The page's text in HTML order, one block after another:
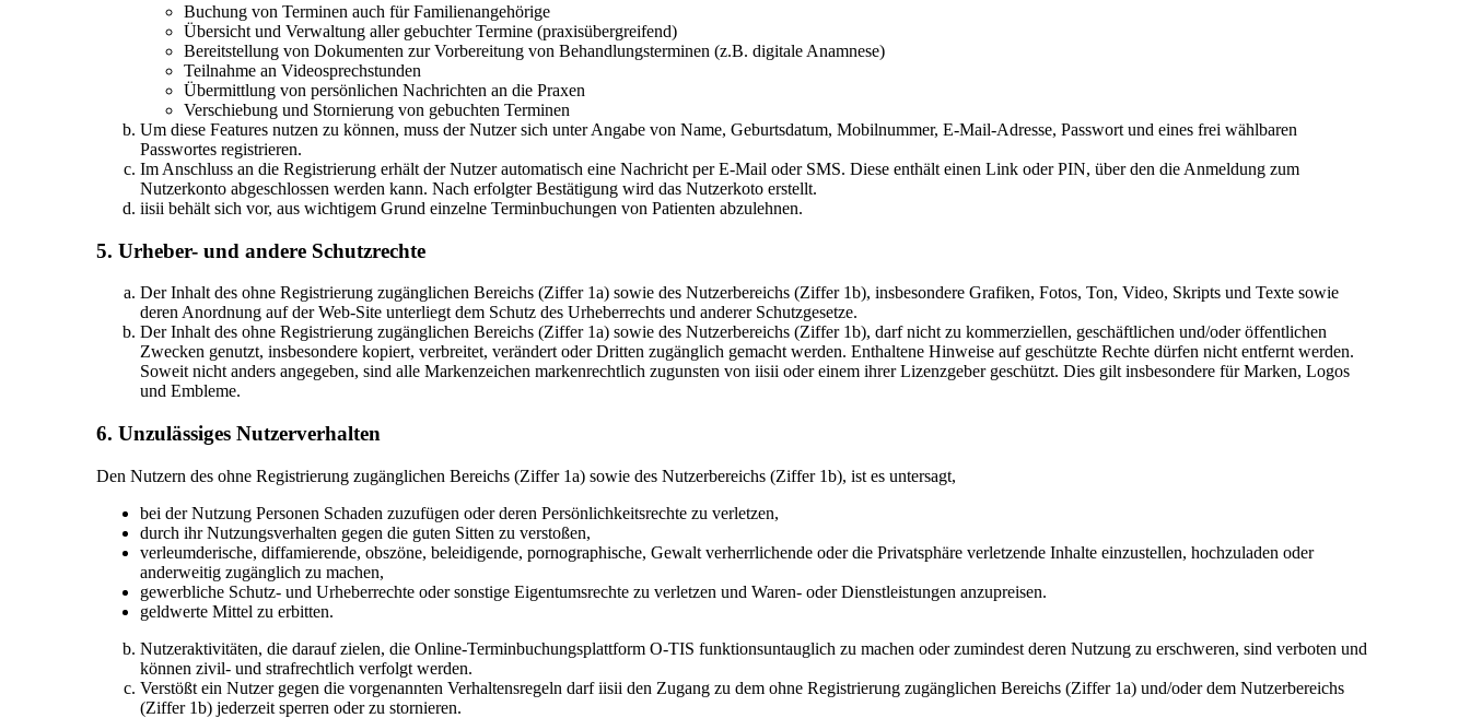
Buchung von Terminen auch für Familienangehörige
Übersicht und Verwaltung aller gebuchter Termine (praxisübergreifend)
Bereitstellung von Dokumenten zur Vorbereitung von Behandlungsterminen (z.B. digitale Anamnese)
Teilnahme an Videosprechstunden
Übermittlung von persönlichen Nachrichten an die Praxen
Verschiebung und Stornierung von gebuchten Terminen
Um diese Features nutzen zu können, muss der Nutzer sich unter Angabe von Name, Geburtsdatum, Mobilnummer, E-Mail-Adresse, Passwort und eines frei wählbaren
Passwortes registrieren.
Im Anschluss an die Registrierung erhält der Nutzer automatisch eine Nachricht per E-Mail oder SMS. Diese enthält einen Link oder PIN, über den die Anmeldung zum
Nutzerkonto abgeschlossen werden kann. Nach erfolgter Bestätigung wird das Nutzerkoto erstellt.
iisii behält sich vor, aus wichtigem Grund einzelne Terminbuchungen von Patienten abzulehnen.
5. Urheber- und andere Schutzrechte
Der Inhalt des ohne Registrierung zugänglichen Bereichs (Ziffer 1a) sowie des Nutzerbereichs (Ziffer 1b), insbesondere Grafiken, Fotos, Ton, Video, Skripts und Texte sowie
deren Anordnung auf der Web-Site unterliegt dem Schutz des Urheberrechts und anderer Schutzgesetze.
Der Inhalt des ohne Registrierung zugänglichen Bereichs (Ziffer 1a) sowie des Nutzerbereichs (Ziffer 1b), darf nicht zu kommerziellen, geschäftlichen und/oder öffentlichen
Zwecken genutzt, insbesondere kopiert, verbreitet, verändert oder Dritten zugänglich gemacht werden. Enthaltene Hinweise auf geschützte Rechte dürfen nicht entfernt werden.
Soweit nicht anders angegeben, sind alle Markenzeichen markenrechtlich zugunsten von iisii oder einem ihrer Lizenzgeber geschützt. Dies gilt insbesondere für Marken, Logos
und Embleme.
6. Unzulässiges Nutzerverhalten
Den Nutzern des ohne Registrierung zugänglichen Bereichs (Ziffer 1a) sowie des Nutzerbereichs (Ziffer 1b), ist es untersagt,
bei der Nutzung Personen Schaden zuzufügen oder deren Persönlichkeitsrechte zu verletzen,
durch ihr Nutzungsverhalten gegen die guten Sitten zu verstoßen,
verleumderische, diffamierende, obszöne, beleidigende, pornographische, Gewalt verherrlichende oder die Privatsphäre verletzende Inhalte einzustellen, hochzuladen oder
anderweitig zugänglich zu machen,
gewerbliche Schutz- und Urheberrechte oder sonstige Eigentumsrechte zu verletzen und Waren- oder Dienstleistungen anzupreisen.
geldwerte Mittel zu erbitten.
Nutzeraktivitäten, die darauf zielen, die Online-Terminbuchungsplattform O-TIS funktionsuntauglich zu machen oder zumindest deren Nutzung zu erschweren, sind verboten und
können zivil- und strafrechtlich verfolgt werden.
Verstößt ein Nutzer gegen die vorgenannten Verhaltensregeln darf iisii den Zugang zu dem ohne Registrierung zugänglichen Bereichs (Ziffer 1a) und/oder dem Nutzerbereichs
(Ziffer 1b) jederzeit sperren oder zu stornieren.